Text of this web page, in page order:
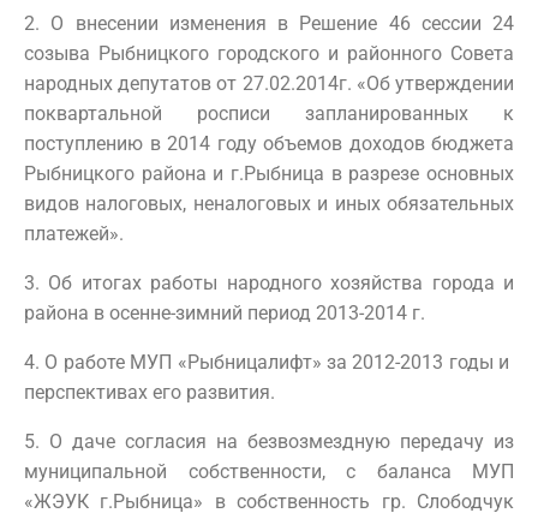
2. О внесении изменения в Решение 46 сессии 24
созыва Рыбницкого городского и районного Совета
народных депутатов от 27.02.2014г. «Об утверждении
поквартальной росписи запланированных к
поступлению в 2014 году объемов доходов бюджета
Рыбницкого района и г.Рыбница в разрезе основных
видов налоговых, неналоговых и иных обязательных
платежей».
3. Об итогах работы народного хозяйства города и
района в осенне-зимний период 2013-2014 г.
4. О работе МУП «Рыбницалифт» за 2012-2013 годы и
перспективах его развития.
5. О даче согласия на безвозмездную передачу из
муниципальной собственности, с баланса МУП
«ЖЭУК г.Рыбница» в собственность гр. Слободчук